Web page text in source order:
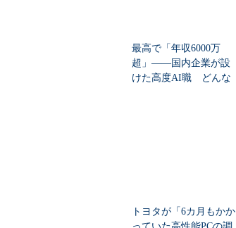
最高で「年収6000万
超」――国内企業が設
けた高度AI職 どんな
トヨタが「6カ月もかか